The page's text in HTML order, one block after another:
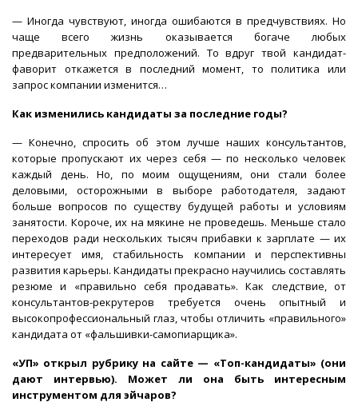
— Иногда чувствуют, иногда ошибаются в предчувствиях. Но
чаще всего жизнь оказывается богаче любых
предварительных предположений. То вдруг твой кандидат-
фаворит откажется в последний момент, то политика или
запрос компании изменится…
Как изменились кандидаты за последние годы?
— Конечно, спросить об этом лучше наших консультантов,
которые пропускают их через себя — по несколько человек
каждый день. Но, по моим ощущениям, они стали более
деловыми, осторожными в выборе работодателя, задают
больше вопросов по существу будущей работы и условиям
занятости. Короче, их на мякине не проведешь. Меньше стало
переходов ради нескольких тысяч прибавки к зарплате — их
интересует имя, стабильность компании и перспективны
развития карьеры. Кандидаты прекрасно научились составлять
резюме и «правильно себя продавать». Как следствие, от
консультантов-рекрутеров требуется очень опытный и
высокопрофессиональный глаз, чтобы отличить «правильного»
кандидата от «фальшивки-самопиарщика».
«УП» открыл рубрику на сайте — «Топ-кандидаты» (они
дают интервью). Может ли она быть интересным
инструментом для эйчаров?